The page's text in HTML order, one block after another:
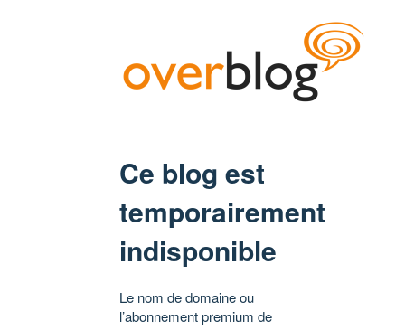
Ce blog est
temporairement
indisponible
Le nom de domaine ou
l’abonnement premium de